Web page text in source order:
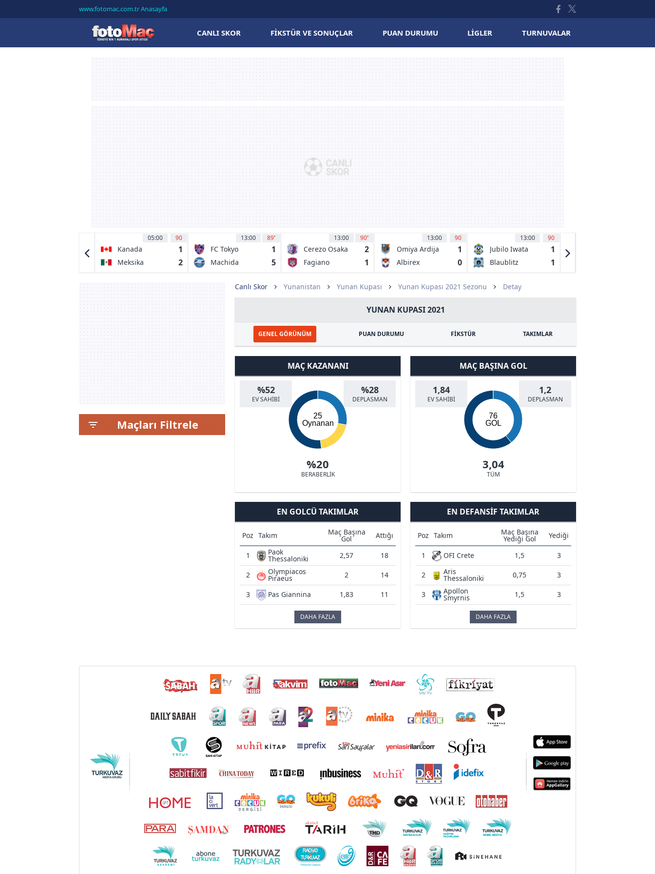
www.fotomac.com.tr Anasayfa
CANLI SKOR FIKSTÜR VE SONUÇLAR PUAN DURUMU LIGLER TURNUVALAR
0
05:00 90
Kanada 1
Meksika 2
13:00 89'
FC Tokyo 1
Machida
5
13:00 90'
Cerezo Osaka 2
Fagiano
1
13:00 90
Omiya Ardija 1
Albirex
0
13:00 90
Jubilo Iwata 1
Blaublitz
1
Maçları Filtrele
Canlı Skor Yunanistan Yunan Kupası Yunan Kupası 2021 Sezonu Detay
YUNAN KUPASI 2021
GENEL GÖRÜNÜM PUAN DURUMU FİKSTÜR TAKIMLAR
MAÇ KAZANANI
%52
EV SAHİBİ
%28
DEPLASMAN
25
Oynanan
%20
BERABERLİK
MAÇ BAŞINA GOL
1,84
EV SAHİBİ
1,2
DEPLASMAN
76
GOL
3,04
TÜM
EN GOLCÜ TAKIMLAR
Poz Takım Maç Başına
Gol Attığı
1 Paok
Thessaloniki 2,57 18
2 Olympiacos
Piraeus 2 14
3 Pas Giannina 1,83 11
DAHA FAZLA
EN DEFANSIF TAKIMLAR
Poz Takım Maç Başına
Yediği Gol Yediği
1 OFI Crete 1,5 3
2 Aris
Thessaloniki 0,75 3
3 Apollon
Smyrnis 1,5 3
DAHA FAZLA